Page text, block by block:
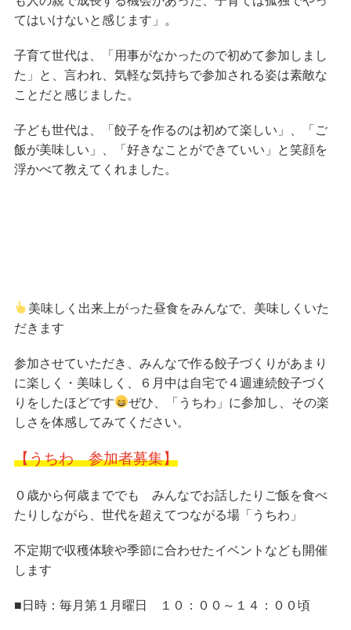
てはいけないと感じます」。
子育て世代は、「用事がなかったので初めて参加しまし
た」と、言われ、気軽な気持ちで参加される姿は素敵な
ことだと感じました。
子ども世代は、「餃子を作るのは初めて楽しい」、「ご
飯が美味しい」、「好きなことができていい」と笑顔を
浮かべて教えてくれました。
美味しく出来上がった昼食をみんなで、美味しくいた
だきます
参加させていただき、みんなで作る餃子づくりがあまり
に楽しく・美味しく、６月中は自宅で４週連続餃子づく
りをしたほどです
ぜひ、「うちわ」に参加し、その楽
しさを体感してみてください。
【うちわ 参加者募集】
０歳から何歳まででも みんなでお話したりご飯を食べ
たりしながら、世代を超えてつながる場「うちわ」
不定期で収穫体験や季節に合わせたイベントなども開催
します
■日時：毎月第１月曜日 １０：００～１４：００頃